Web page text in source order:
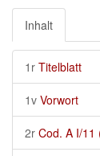
Inhalt
1r Titelblatt
1v Vorwort
2r Cod. A I/11